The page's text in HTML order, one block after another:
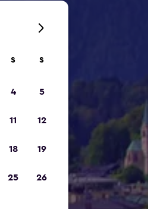
S S
4 5
11 12
18 19
25 26